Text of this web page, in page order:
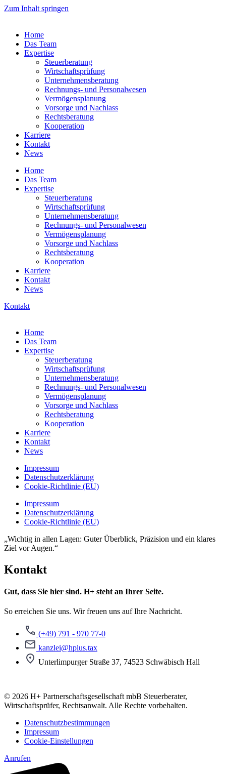
Zum Inhalt springen
Home
Das Team
Expertise
Steuerberatung
Wirtschaftsprüfung
Unternehmensberatung
Rechnungs- und Personalwesen
Vermögensplanung
Vorsorge und Nachlass
Rechtsberatung
Kooperation
Karriere
Kontakt
News
Home
Das Team
Expertise
Steuerberatung
Wirtschaftsprüfung
Unternehmensberatung
Rechnungs- und Personalwesen
Vermögensplanung
Vorsorge und Nachlass
Rechtsberatung
Kooperation
Karriere
Kontakt
News
Kontakt
Home
Das Team
Expertise
Steuerberatung
Wirtschaftsprüfung
Unternehmensberatung
Rechnungs- und Personalwesen
Vermögensplanung
Vorsorge und Nachlass
Rechtsberatung
Kooperation
Karriere
Kontakt
News
Impressum
Datenschutzerklärung
Cookie-Richtlinie (EU)
Impressum
Datenschutzerklärung
Cookie-Richtlinie (EU)
„Wichtig in allen Lagen: Guter Überblick, Präzision und ein klares
Ziel vor Augen.“
Kontakt
Gut, dass Sie hier sind. H+ steht an Ihrer Seite.
So erreichen Sie uns. Wir freuen uns auf Ihre Nachricht.
(+49) 791 - 970 77-0
kanzlei@hplus.tax
Unterlimpurger Straße 37, 74523 Schwäbisch Hall
© 2026 H+ Partnerschaftsgesellschaft mbB Steuerberater,
Wirtschaftsprüfer, Rechtsanwalt. Alle Rechte vorbehalten.
Datenschutzbestimmungen
Impressum
Cookie-Einstellungen
Anrufen